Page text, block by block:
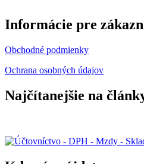
Informácie pre
Obchodné podmienky
Ochrana osobných údajov
Najčítanejšie na